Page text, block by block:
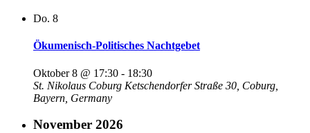
Do. 8
Ökumenisch-Politisches Nachtgebet
Oktober 8 @ 17:30 - 18:30
St. Nikolaus Coburg Ketschendorfer Straße 30, Coburg,
Bayern, Germany
November 2026